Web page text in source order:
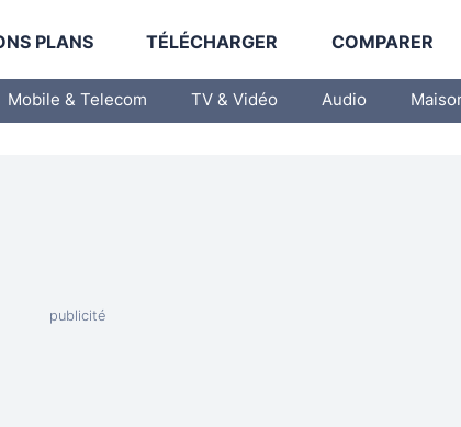
PLANS TÉLÉCHARGER COMPARER
Mobile & Telecom TV & Vidéo Audio